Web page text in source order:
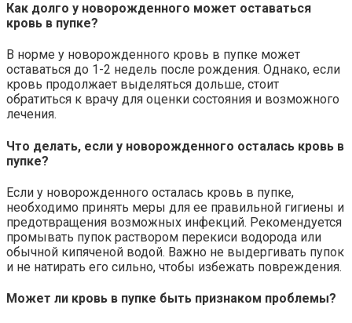
Как долго у новорожденного может оставаться
кровь в пупке?
В норме у новорожденного кровь в пупке может
оставаться до 1-2 недель после рождения. Однако, если
кровь продолжает выделяться дольше, стоит
обратиться к врачу для оценки состояния и возможного
лечения.
Что делать, если у новорожденного осталась кровь в
пупке?
Если у новорожденного осталась кровь в пупке,
необходимо принять меры для ее правильной гигиены и
предотвращения возможных инфекций. Рекомендуется
промывать пупок раствором перекиси водорода или
обычной кипяченой водой. Важно не выдергивать пупок
и не натирать его сильно, чтобы избежать повреждения.
Может ли кровь в пупке быть признаком проблемы?